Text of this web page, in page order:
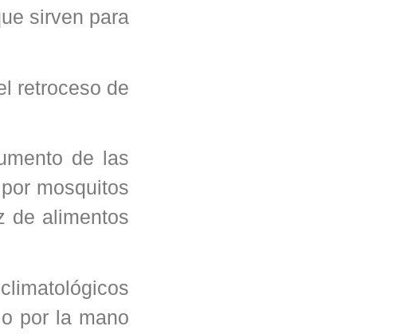
sirven para
retroceso de
de las
mosquitos
de alimentos
por la mano